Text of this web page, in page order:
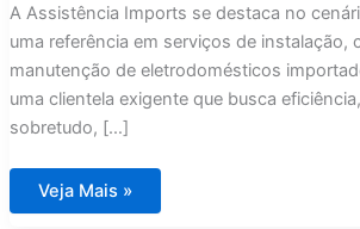
A Assistência Imports se destaca no
uma referência em serviços de instalação,
manutenção de eletrodomésticos
uma clientela exigente que busca
sobretudo, […]
Assistência
Técnica
Veja Mais »